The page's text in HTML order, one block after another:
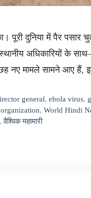
दुनिया में पैर पसार
अधिकारियों के
नए मामले सामने आए हैं,
general,ebola virus,
, World Hindi
,वैश्विक महामारी